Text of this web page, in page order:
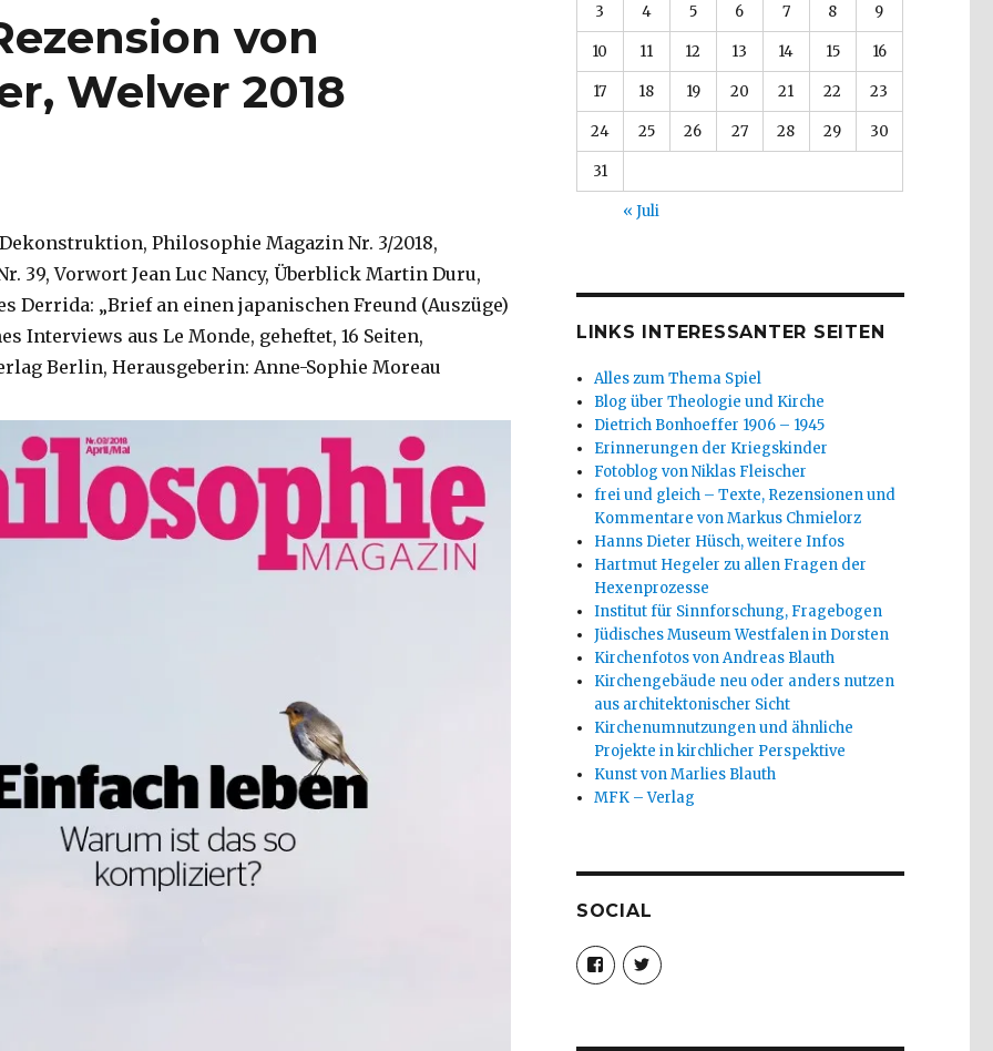
von
Welver 2018
Philosophie Magazin Nr. 3/2018,
39, Vorwort Jean Luc Nancy, Überblick Martin Duru,
Derrida: „Brief an einen japanischen Freund (Auszüge)
Interviews aus Le Monde, geheftet, 16 Seiten,
Berlin, Herausgeberin: Anne-Sophie Moreau
3 4 5 6 7 8 9
10 11 12 13 14 15 16
17 18 19 20 21 22 23
24 25 26 27 28 29 30
31
« Juli
LINKS INTERESSANTER SEITEN
Alles zum Thema Spiel
Blog über Theologie und Kirche
Dietrich Bonhoeffer 1906 – 1945
Erinnerungen der Kriegskinder
Fotoblog von Niklas Fleischer
frei und gleich – Texte, Rezensionen und
Kommentare von Markus Chmielorz
Hanns Dieter Hüsch, weitere Infos
Hartmut Hegeler zu allen Fragen der
Hexenprozesse
Institut für Sinnforschung, Fragebogen
Jüdisches Museum Westfalen in Dorsten
Kirchenfotos von Andreas Blauth
Kirchengebäude neu oder anders nutzen
aus architektonischer Sicht
Kirchenumnutzungen und ähnliche
Projekte in kirchlicher Perspektive
Kunst von Marlies Blauth
MFK – Verlag
SOCIAL
Profil
von
christoph.fleischer1
anzeigen
Profil
von
anzeigen